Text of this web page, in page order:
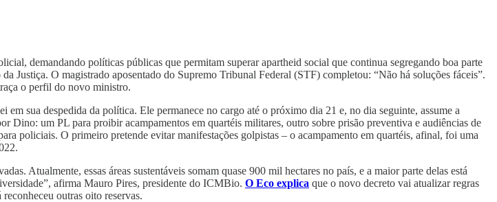
demandando políticas públicas que permitam superar apartheid social que continua segregando boa parte
Justiça. O magistrado aposentado do Supremo Tribunal Federal (STF) completou: “Não há soluções fáceis”.
o perfil do novo ministro.
em sua despedida da política. Ele permanece no cargo até o próximo dia 21 e, no dia seguinte, assume a
Dino: um PL para proibir acampamentos em quartéis militares, outro sobre prisão preventiva e audiências de
policiais. O primeiro pretende evitar manifestações golpistas – o acampamento em quartéis, afinal, foi uma
Atualmente, essas áreas sustentáveis somam quase 900 mil hectares no país, e a maior parte delas está
afirma Mauro Pires, presidente do ICMBio. O Eco explica que o novo decreto vai atualizar regras
outras oito reservas.